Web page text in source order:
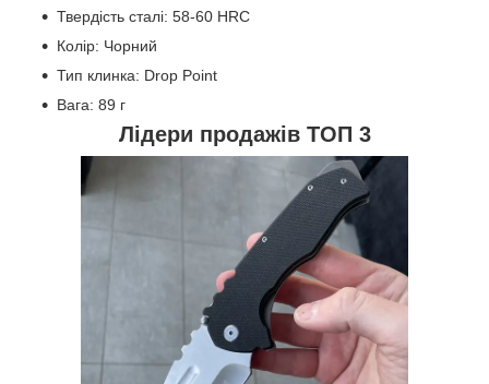
Твердість сталі: 58-60 HRC
Колір: Чорний
Тип клинка: Drop Point
Вага: 89 г
Лідери продажів ТОП 3